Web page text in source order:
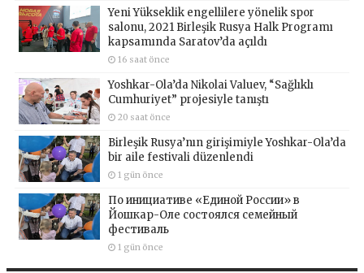
Yeni Yükseklik engellilere yönelik spor
salonu, 2021 Birleşik Rusya Halk Programı
kapsamında Saratov’da açıldı
16 saat önce
Yoshkar-Ola’da Nikolai Valuev, “Sağlıklı
Cumhuriyet” projesiyle tanıştı
20 saat önce
Birleşik Rusya’nın girişimiyle Yoshkar-Ola’da
bir aile festivali düzenlendi
1 gün önce
По инициативе «Единой России» в
Йошкар-Оле состоялся семейный
фестиваль
1 gün önce